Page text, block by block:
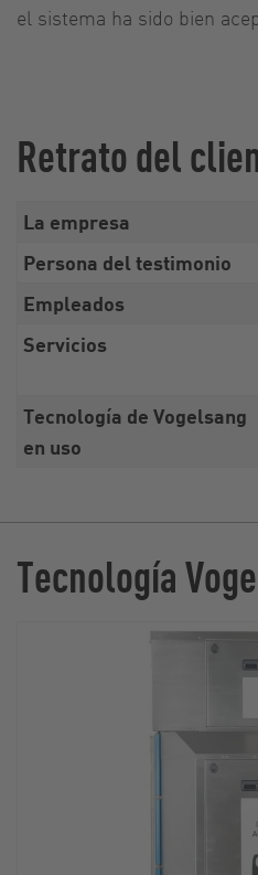
el sistema ha sido bien
Retrato del
La empresa
Persona del testimonio
Empleados
Servicios
Tecnología de Vogelsang
en uso
Tecnología